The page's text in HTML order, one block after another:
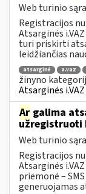
Web turinio
Registracijos
Atsarginės
turi priskirti
leidžiančias
atsarginė a.vaz
žinyno
Atsarginės
Ar galima
užregistruoti
Web turinio
Registracijos
Atsarginės
priemonė –
generuojamas